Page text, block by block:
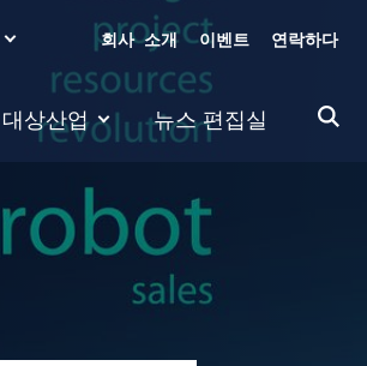
대상산업 뉴스 편집실
회사 소개 이벤트 연락하다